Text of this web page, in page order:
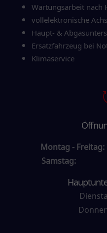
Wartungsarbeit nach
vollelektronische
Haupt- &
Ersatzfahrzeug bei
Klimaservice
Montag - Freitag:
Samstag: